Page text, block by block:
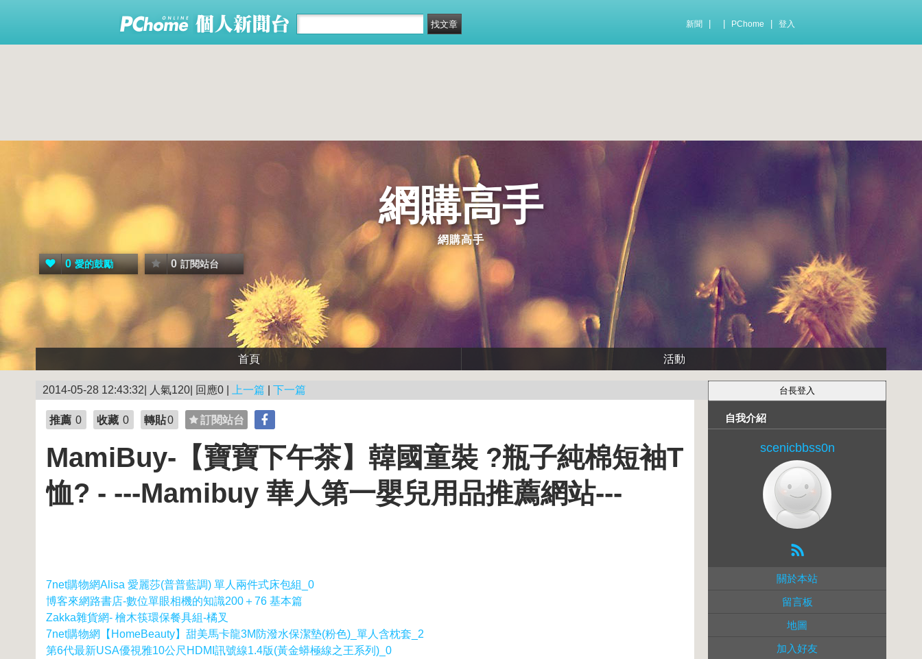
新聞 PChome 登入
網購高手
網購高手
0 愛的鼓勵 0 訂閱站台
首頁 活動
2014-05-28 12:43:32| 人氣120| 回應0 | 上一篇 下一篇
推薦 0 收藏 0 轉貼0 訂閱站台
MamiBuy-【寶寶下午茶】韓國童裝 ?瓶子純棉短袖T
恤? - ---Mamibuy 華人第一嬰兒用品推薦網站---
7net購物網Alisa 愛麗莎(普普藍調) 單人兩件式床包組_0
博客來網路書店-數位單眼相機的知識200＋76 基本篇
Zakka雜貨網- 檜木筷環保餐具組-橘叉
7net購物網【HomeBeauty】甜美馬卡龍3M防潑水保潔墊(粉色)_單人含枕套_2
第6代最新USA優視雅10公尺HDMI訊號線1.4版(黃金蟒極線之王系列)_0
自我介紹
scenicbbss0n
關於本站
留言板
地圖
加入好友